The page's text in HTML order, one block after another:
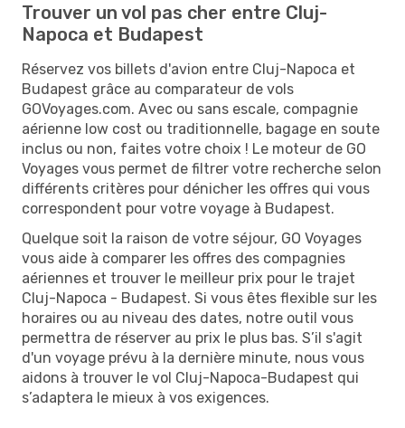
Trouver un vol pas cher entre Cluj-
Napoca et Budapest
Réservez vos billets d'avion entre Cluj-Napoca et
Budapest grâce au comparateur de vols
GOVoyages.com. Avec ou sans escale, compagnie
aérienne low cost ou traditionnelle, bagage en soute
inclus ou non, faites votre choix ! Le moteur de GO
Voyages vous permet de filtrer votre recherche selon
différents critères pour dénicher les offres qui vous
correspondent pour votre voyage à Budapest.
Quelque soit la raison de votre séjour, GO Voyages
vous aide à comparer les offres des compagnies
aériennes et trouver le meilleur prix pour le trajet
Cluj-Napoca - Budapest. Si vous êtes flexible sur les
horaires ou au niveau des dates, notre outil vous
permettra de réserver au prix le plus bas. S’il s'agit
d'un voyage prévu à la dernière minute, nous vous
aidons à trouver le vol Cluj-Napoca-Budapest qui
s’adaptera le mieux à vos exigences.